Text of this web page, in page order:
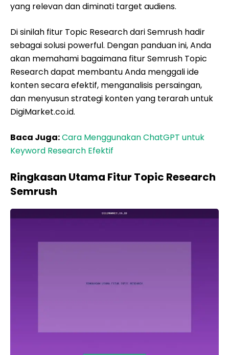
yang relevan dan diminati target audiens.
Di sinilah fitur Topic Research dari Semrush hadir
sebagai solusi powerful. Dengan panduan ini, Anda
akan memahami bagaimana fitur Semrush Topic
Research dapat membantu Anda menggali ide
konten secara efektif, menganalisis persaingan,
dan menyusun strategi konten yang terarah untuk
DigiMarket.co.id.
Baca Juga:Cara Menggunakan ChatGPT untuk
Keyword Research Efektif
Ringkasan Utama Fitur Topic Research
Semrush